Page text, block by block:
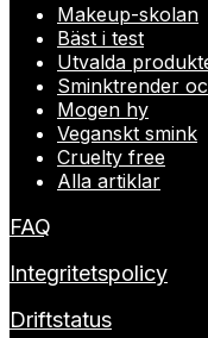
Makeup-skolan
Bäst i test
Utvalda
Sminktrender
Mogen hy
Veganskt smink
Cruelty free
Alla artiklar
FAQ
Integritetspolicy
Driftstatus